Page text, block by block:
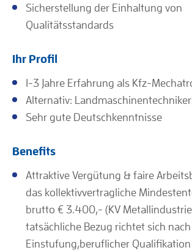
Sicherstellung der Einhaltung von
Qualitätsstandards
Ihr Profil
1-3 Jahre Erfahrung als Kfz-
Alternativ:
Sehr gute Deutschkenntnisse
Benefits
Attraktive Vergütung & faire
das kollektivvertragliche
brutto € 3.400,- (KV
tatsächliche Bezug richtet sich nach
Einstufung,beruflicher Qualifikation